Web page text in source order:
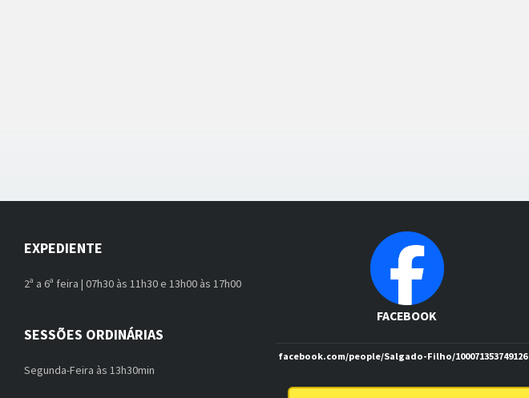
EXPEDIENTE
2ª a 6ª feira | 07h30 às 11h30 e 13h00 às 17h00
SESSÕES ORDINÁRIAS
Segunda-Feira às 13h30min
FACEBOOK
facebook.com/people/Salgado-Filho/100071353749126